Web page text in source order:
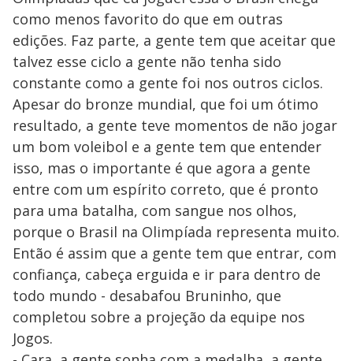
como menos favorito do que em outras
edições. Faz parte, a gente tem que aceitar que
talvez esse ciclo a gente não tenha sido
constante como a gente foi nos outros ciclos.
Apesar do bronze mundial, que foi um ótimo
resultado, a gente teve momentos de não jogar
um bom voleibol e a gente tem que entender
isso, mas o importante é que agora a gente
entre com um espírito correto, que é pronto
para uma batalha, com sangue nos olhos,
porque o Brasil na Olimpíada representa muito.
Então é assim que a gente tem que entrar, com
confiança, cabeça erguida e ir para dentro de
todo mundo - desabafou Bruninho, que
completou sobre a projeção da equipe nos
Jogos.